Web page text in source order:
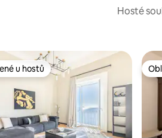
Hosté
v kategorii Oblíbené u hostů
u hostů